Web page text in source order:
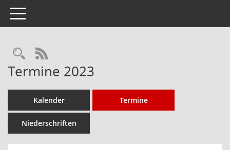
Toggle navigation
Rechercheauswahl
RSS-Feed
Termine 2023
Kalender Termine
Niederschriften